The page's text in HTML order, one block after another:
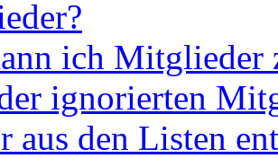
ich Mitglieder
ignorierten
aus den Listen